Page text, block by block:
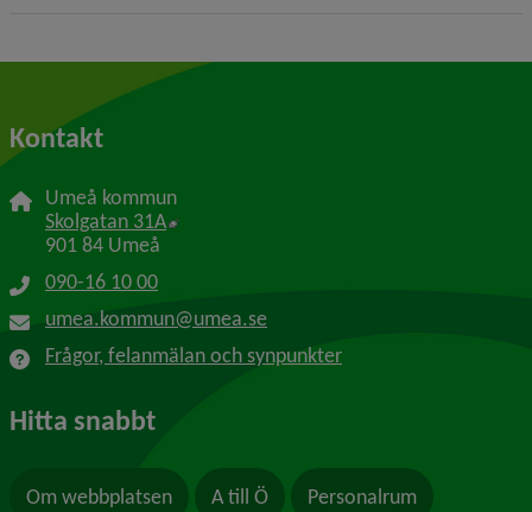
Kontakt
Umeå kommun
Skolgatan 31A Länk till annan webbplats, öppnas i nytt
901 84 Umeå
090-16 10 00
umea.kommun@umea.se
Frågor, felanmälan och synpunkter
Hitta snabbt
Om webbplatsen A till Ö Personalrum